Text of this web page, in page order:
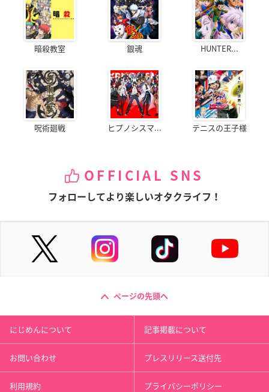
暗殺教室 銀魂 HUNTER...
呪術廻戦 ヒプノシスマ... テニスの王子様
OFFICIAL SNS
フォローしてより楽しいオタクライフ！
ページの先頭へ
にじめんについて 記事掲載について
お問い合わせ プレスリリース送付先
利用規約 プライバシーポリシー